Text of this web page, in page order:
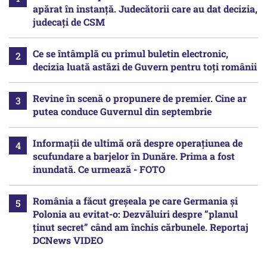
apărat în instanță. Judecătorii care au dat decizia,
judecați de CSM
Ce se întâmplă cu primul buletin electronic,
decizia luată astăzi de Guvern pentru toți românii
Revine în scenă o propunere de premier. Cine ar
putea conduce Guvernul din septembrie
Informații de ultimă oră despre operațiunea de
scufundare a barjelor în Dunăre. Prima a fost
inundată. Ce urmează - FOTO
România a făcut greșeala pe care Germania și
Polonia au evitat-o: Dezvăluiri despre ”planul
ținut secret” când am închis cărbunele. Reportaj
DCNews VIDEO